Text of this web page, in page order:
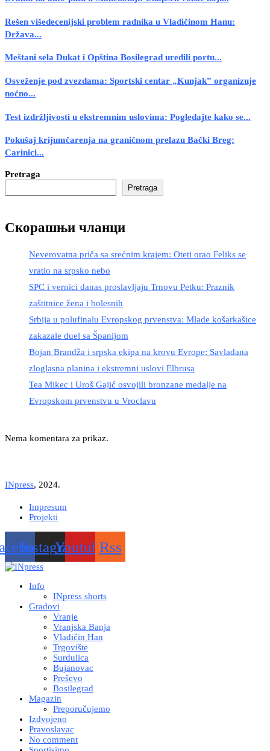
Rešen višedecenijski problem radnika u Vladičinom Hanu:
Država...
Meštani sela Dukat i Opština Bosilegrad uredili portu...
Osveženje pod zvezdama: Sportski centar „Kunjak” organizuje
noćno...
Test izdržljivosti u ekstremnim uslovima: Pogledajte kako se...
Pokušaj krijumčarenja na graničnom prelazu Bački Breg:
Carinici...
Pretraga
Pretraga
Скорашњи чланци
Neverovatna priča sa srećnim krajem: Oteti orao Feliks se
vratio na srpsko nebo
SPC i vernici danas proslavljaju Trnovu Petku: Praznik
zaštitnice žena i bolesnih
Srbija u polufinalu Evropskog prvenstva: Mlade košarkašice
zakazale duel sa Španijom
Bojan Brandža i srpska ekipa na krovu Evrope: Savladana
zloglasna planina i ekstremni uslovi Elbrusa
Tea Mikec i Uroš Gajić osvojili bronzane medalje na
Evropskom prvenstvu u Vroclavu
Nema komentara za prikaz.
INpress, 2024.
Impresum
Projekti
InstagramYoutubeRss
Info
INpress shorts
Gradovi
Vranje
Vranjska Banja
Vladičin Han
Trgovište
Surdulica
Bujanovac
Preševo
Bosilegrad
Magazin
Preporučujemo
Izdvojeno
Pravoslavac
No comment